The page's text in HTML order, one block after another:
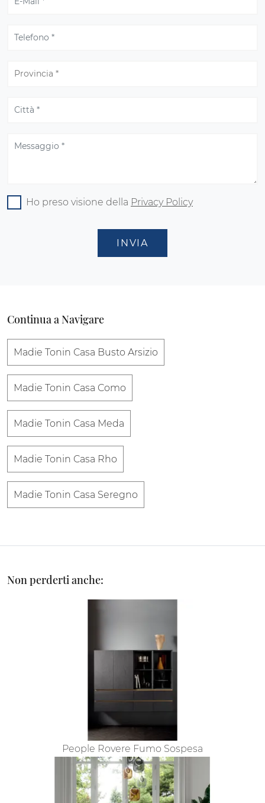
Ho preso visione della Privacy Policy
INVIA
Continua a Navigare
Madie Tonin Casa Busto Arsizio
Madie Tonin Casa Como
Madie Tonin Casa Meda
Madie Tonin Casa Rho
Madie Tonin Casa Seregno
Non perderti anche:
People Rovere Fumo Sospesa